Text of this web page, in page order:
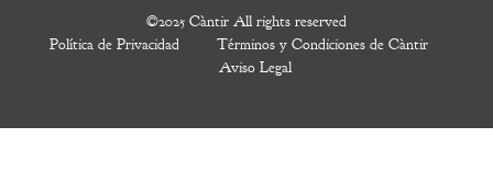
©2025 Càntir All rights reserved
Política de Privacidad
Términos y Condiciones de Càntir
Aviso Legal